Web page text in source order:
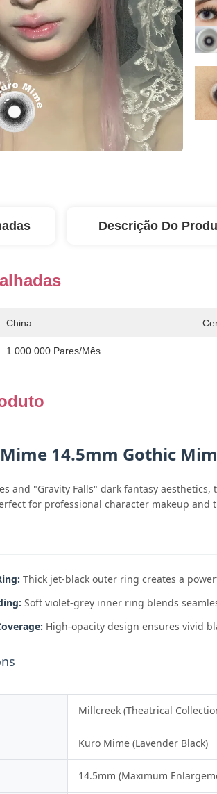
Descrição Do
China
1.000.000 Pares/mês
14.5mm Gothic
and "Gravity Falls" dark fantasy
for professional character makeup and
Thick jet-black outer ring creates a
Soft violet-grey inner ring blends
High-opacity design ensures vivid
Millcreek (Theatrical
Kuro Mime (Lavender Black)
14.5mm (Maximum